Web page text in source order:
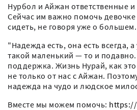
Нурбол и Айжан ответственные
Сейчас им важно помочь девочке
сидеть, не говоря уже о большем.
"Надежда есть, она есть всегда,
такой маленький — то и
поддержка. Жизнь Нурай, как
не только от нас с Айжан.
надежда на чудо и людское
Вместе мы можем помочь: